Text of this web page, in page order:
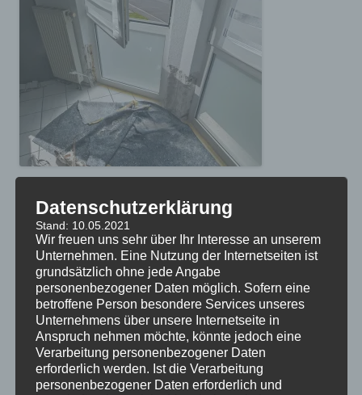
In enger Abstimmung mit dem Wohnungseigentümer und
der Hausverwaltung wurden hier Schimmelschäden
instandgesetzt, die aufgrund von Planungsfehlern bei der
Hauserstellung entstanden sind. Mit hochwertigen
Kalksystemen konnte Bausubstanz optimiert werden.
Fragen zur Ausführung? Rufen Sie uns an oder schreiben
Sie uns eineeMail – wir informieren Sie gerne!
Datenschutzerklärung
Stand: 10.05.2021
Wir freuen uns sehr über Ihr Interesse an unserem
Unternehmen. Eine Nutzung der Internetseiten ist
grundsätzlich ohne jede Angabe
personenbezogener Daten möglich. Sofern eine
betroffene Person besondere Services unseres
Unternehmens über unsere Internetseite in
Anspruch nehmen möchte, könnte jedoch eine
Verarbeitung personenbezogener Daten
erforderlich werden. Ist die Verarbeitung
personenbezogener Daten erforderlich und